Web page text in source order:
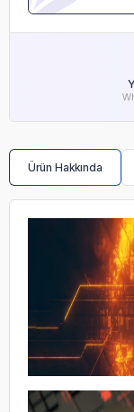
Ürün Hakkında